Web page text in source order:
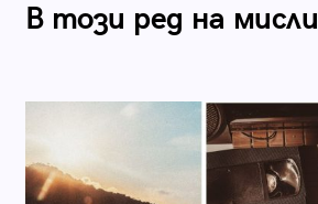
В този ред на мисли